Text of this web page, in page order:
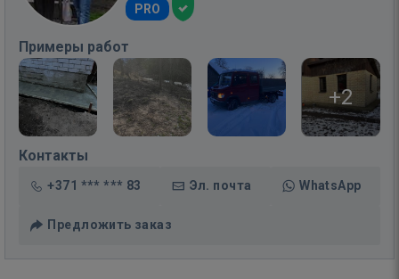
PRO
Примеры работ
+2
Контакты
+371 *** *** 83 Эл. почта WhatsApp
Предложить заказ